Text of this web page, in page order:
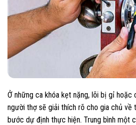
Ở những ca khóa kẹt nặng, lõi bị gỉ hoặc
người thợ sẽ giải thích rõ cho gia chủ về
bước dự định thực hiện. Trung bình một